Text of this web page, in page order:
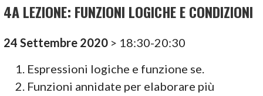
4A LEZIONE: FUNZIONI LOGICHE E CONDIZIONI
24 Settembre 2020 > 18:30-20:30
Espressioni logiche e funzione se.
Funzioni annidate per elaborare più